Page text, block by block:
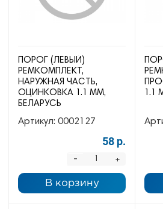
ПОРОГ (ЛЕВЫЙ)
РЕМКОМПЛЕКТ,
НАРУЖНАЯ ЧАСТЬ,
ОЦИНКОВКА 1.1 ММ,
БЕЛАРУСЬ
Артикул: 0002127
58 р.
+
-
В корзину
1.1